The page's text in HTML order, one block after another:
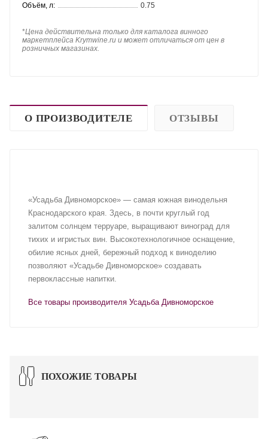
Объём, л:
0.75
*Цена действительна только для каталога винного
маркетплейса Krymwine.ru и может отличаться от цен в
розничных магазинах.
О ПРОИЗВОДИТЕЛЕ ОТЗЫВЫ
«Усадьба Дивноморское» — самая южная винодельня
Краснодарского края. Здесь, в почти круглый год
залитом солнцем терруаре, выращивают виноград для
тихих и игристых вин. Высокотехнологичное оснащение,
обилие ясных дней, бережный подход к виноделию
позволяют «Усадьбе Дивноморское» создавать
первоклассные напитки.
Все товары производителя Усадьба Дивноморское
ПОХОЖИЕ ТОВАРЫ